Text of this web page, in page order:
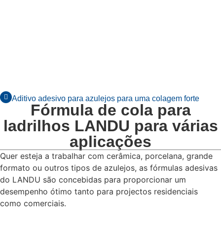
Aditivo adesivo para azulejos para uma colagem forte
Fórmula de cola para
ladrilhos LANDU para várias
aplicações
Quer esteja a trabalhar com cerâmica, porcelana, grande
formato ou outros tipos de azulejos, as fórmulas adesivas
do LANDU são concebidas para proporcionar um
desempenho ótimo tanto para projectos residenciais
como comerciais.